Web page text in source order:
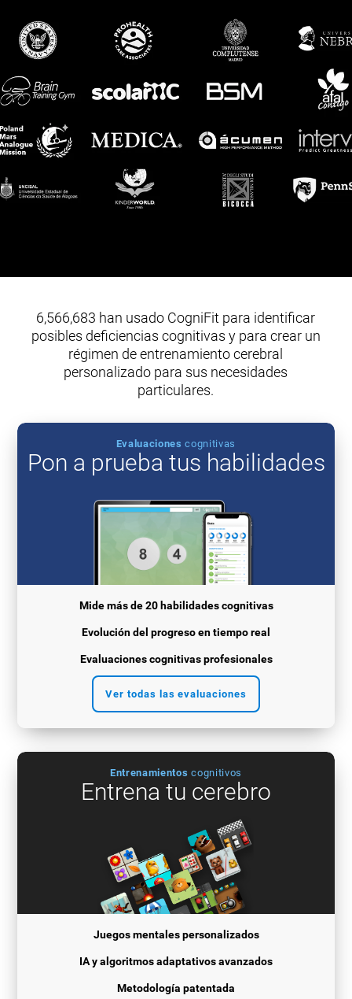
6,566,683 han usado CogniFit para identificar
posibles deficiencias cognitivas y para crear un
régimen de entrenamiento cerebral
personalizado para sus necesidades
particulares.
Evaluaciones cognitivas
Pon a prueba tus habilidades
Ver todas las evaluaciones
Mide más de 20 habilidades cognitivas
Evolución del progreso en tiempo real
Evaluaciones cognitivas profesionales
Entrenamientos cognitivos
Entrena tu cerebro
Juegos mentales personalizados
IA y algoritmos adaptativos avanzados
Metodología patentada